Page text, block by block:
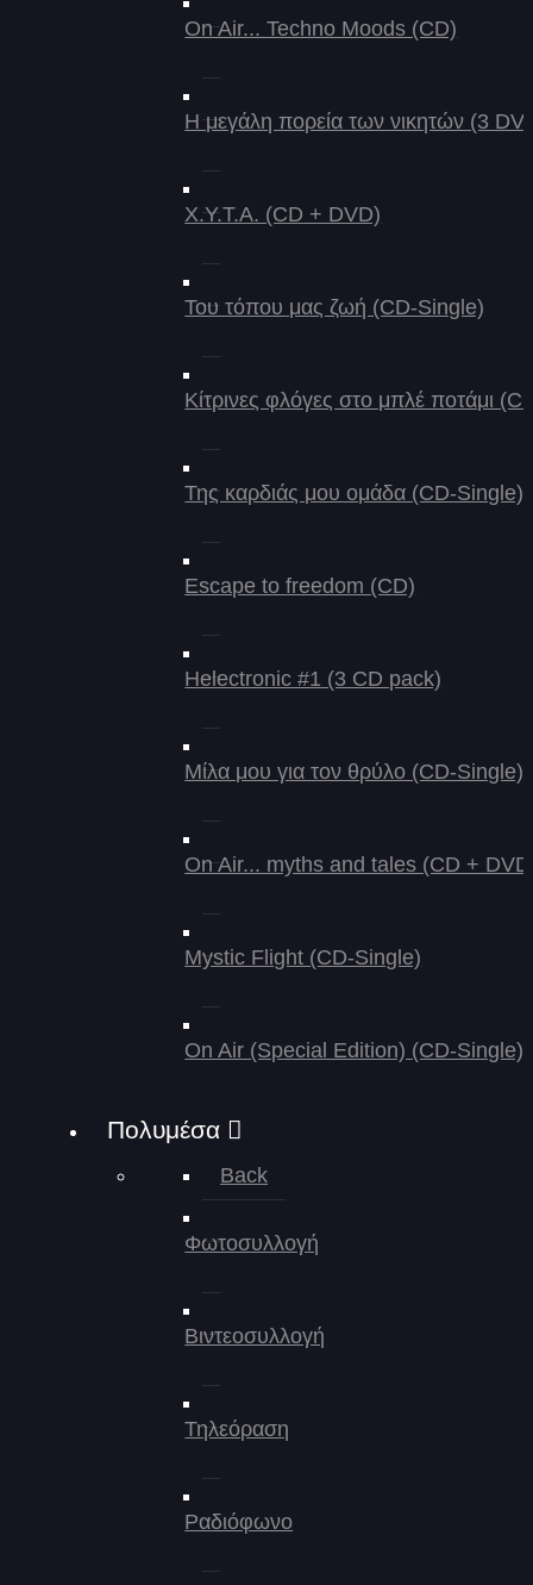
On Air... Techno Moods (CD)
Η μεγάλη πορεία των νικητών (3
X.Y.T.A. (CD + DVD)
Του τόπου μας ζωή (CD-Single)
Κίτρινες φλόγες στο μπλέ ποτάμι
Της καρδιάς μου ομάδα (CD-Single)
Escape to freedom (CD)
Helectronic #1 (3 CD pack)
Μίλα μου για τον θρύλο (CD-Single)
On Air... myths and tales (CD +
Mystic Flight (CD-Single)
On Air (Special Edition) (CD-Single)
Πολυμέσα
Back
Φωτοσυλλογή
Βιντεοσυλλογή
Τηλεόραση
Ραδιόφωνο